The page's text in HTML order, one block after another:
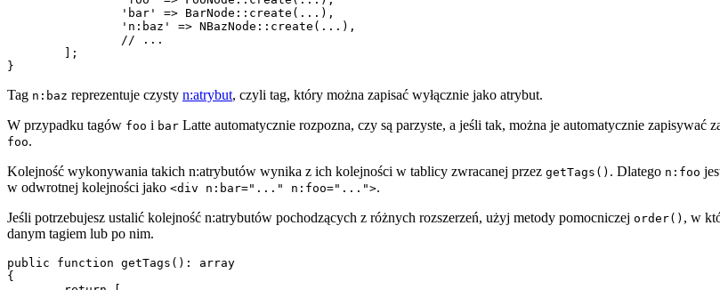
Tag n:baz reprezentuje czysty n:atrybut, czyli tag, który można zapisać wyłącznie jako atrybut.
W przypadku tagów foo i bar Latte automatycznie rozpozna, czy są parzyste, a jeśli tak, można je automatycznie zapisywać
foo.
Kolejność wykonywania takich n:atrybutów wynika z ich kolejności w tablicy zwracanej przez getTags() . Dlatego n:foo
w odwrotnej kolejności jako <div n:bar="..." n:foo="...">.
Jeśli potrzebujesz ustalić kolejność n:atrybutów pochodzących z różnych rozszerzeń, użyj metody pomocniczej order() , w
danym tagiem lub po nim.
public function getTags(): array
{